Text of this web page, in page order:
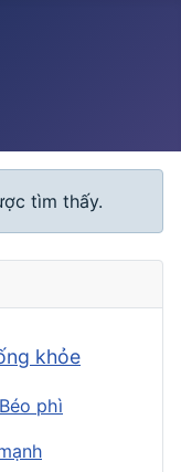
tìm thấy.
khỏe
Béo phì